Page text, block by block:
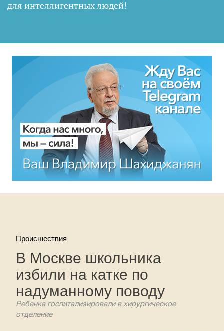
для интеллигентных людей!
Происшествия
В Москве школьника
избили на катке по
надуманному поводу
Ребенка госпитализировали в хирургическое
отделение